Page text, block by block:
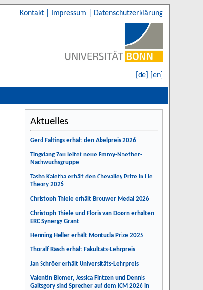
Kontakt Impressum Datenschutzerklärung
[de] [en]
Aktuelles
Gerd Faltings erhält den Abelpreis 2026
Tingxiang Zou leitet neue Emmy-Noether-
Nachwuchsgruppe
Tasho Kaletha erhält den Chevalley Prize in Lie
Theory 2026
Christoph Thiele erhält Brouwer Medal 2026
Christoph Thiele und Floris van Doorn erhalten
ERC Synergy Grant
Henning Heller erhält Montucla Prize 2025
Thoralf Räsch erhält Fakultäts-Lehrpreis
Jan Schröer erhält Universitäts-Lehrpreis
Valentin Blomer, Jessica Fintzen und Dennis
Gaitsgory sind Sprecher auf dem ICM 2026 in